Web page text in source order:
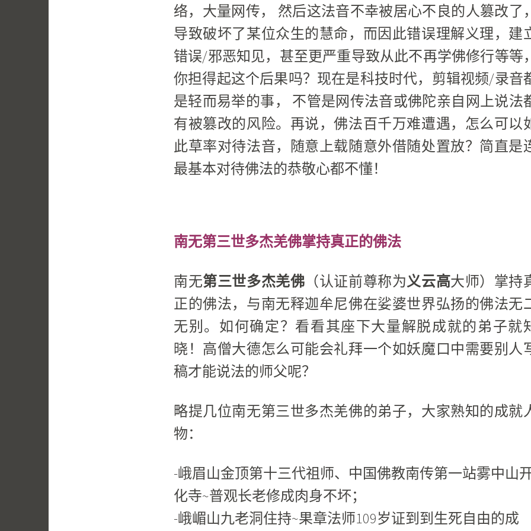
络，大量网传， 然后这法音不幸被居心不良的人篡改了，
导致破坏了某位众生的慧命，而因此错误理解义理，建
错误/邪恶知见，甚至更严重导致从此不再学佛修行等等，
你担得起这个后果吗？现在是科技时代，剪辑视频/录音
是轻而易举的事， 不管是网传法音或佛陀亲自网上说法
有被篡改的风险。再说，佛法百千万难遭遇，怎么可以
此草率对待法音，随意上载随意外借随处置放？简直是
最基本对待佛法的恭敬心都不懂！
南无第三世多杰羌佛掌持真正的佛法
南无第三世多杰羌佛 （认证前尊称为义云高大师）掌持
正的佛法，与南无释迦牟尼佛在娑婆世界弘扬的佛法无
无别。如何确定？看看其座下大量解脱成就的弟子就
晓！高僧大德怎么可能会礼拜一个如妖魔口中需要别人
稿才能说法的师父呢？
略提几位南无第三世多杰羌佛的弟子，大家熟知的成就
物：
-峨眉山金顶第十三代祖师、中国佛教南传第一站雾中山
化寺~普观长老修成肉身不坏；
-峨嵋山九老洞住持~果章法师109岁证到到生死自由的成